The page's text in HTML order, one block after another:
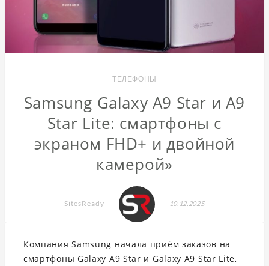
ТЕЛЕФОНЫ
Samsung Galaxy A9 Star и A9
Star Lite: смартфоны с
экраном FHD+ и двойной
камерой»
SitesReady 10.12.2025
Компания Samsung начала приём заказов на
смартфоны Galaxy A9 Star и Galaxy A9 Star Lite,